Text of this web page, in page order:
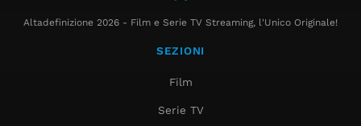
Altadefinizione 2026 - Film e Serie TV Streaming, l'Unico Originale!
SEZIONI
Film
Serie TV